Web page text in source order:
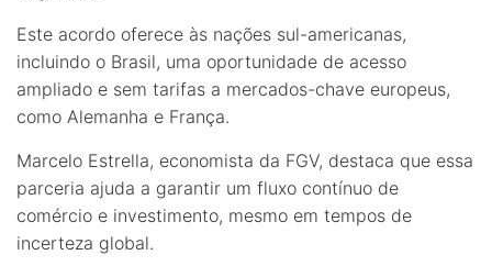
Este acordo oferece às nações sul-americanas,
incluindo o Brasil, uma oportunidade de acesso
ampliado e sem tarifas a mercados-chave europeus,
como Alemanha e França.
Marcelo Estrella, economista da FGV, destaca que essa
parceria ajuda a garantir um fluxo contínuo de
comércio e investimento, mesmo em tempos de
incerteza global.